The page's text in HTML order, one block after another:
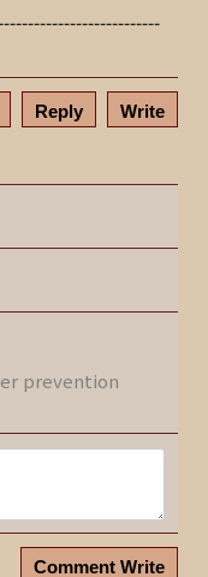
Reply Write
prevention
Comment Write